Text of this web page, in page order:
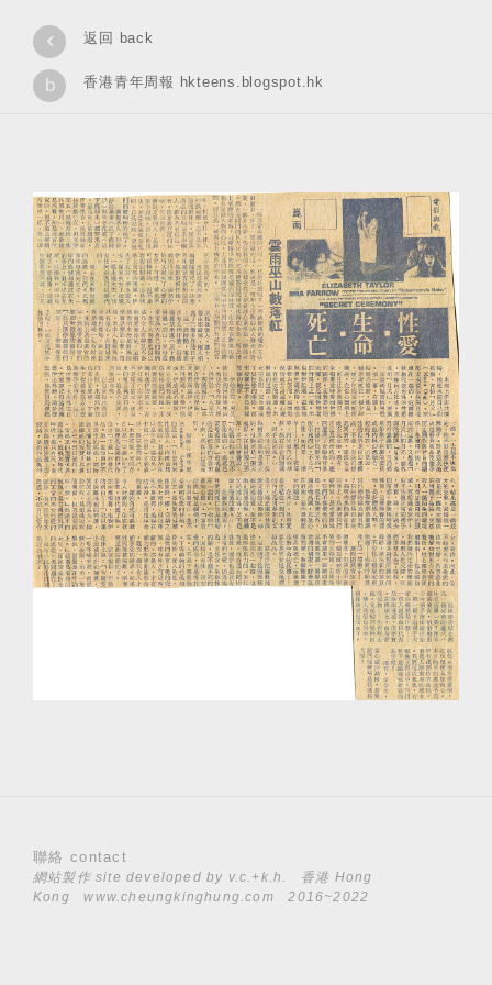
‹ 返回 back
b 香港青年周報 hkteens.blogspot.hk
聯絡 contact
網站製作 site developed by v.c.+k.h.
香港 Hong
Kongwww.cheungkinghung.com 2016~2022